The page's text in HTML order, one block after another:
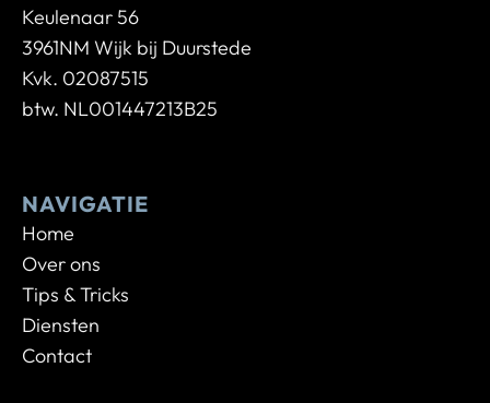
Keulenaar 56
3961NM Wijk bij Duurstede
Kvk. 02087515
btw. NL001447213B25
NAVIGATIE
Home
Over ons
Tips & Tricks
Diensten
Contact